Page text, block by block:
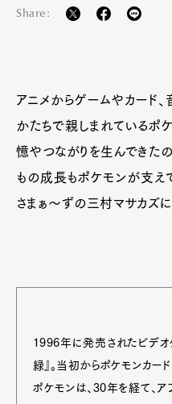
Share:
アニメからゲームやカード
かたちで親しまれているポ
憶やつながりを生んできた
もの成長もポケモンが支え
さまぁ〜ずの三村マサカズ
1996年に発売されたビデオ
緑』。当初からポケモンカー
ポケモンは、30年を経て、ア